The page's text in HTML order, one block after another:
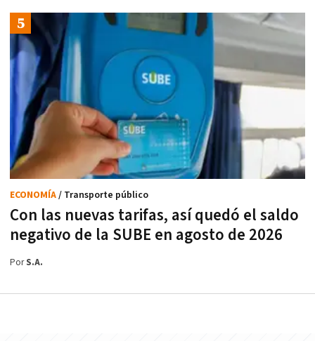
Con las nuevas tarifas, así quedó el saldo
negativo de la SUBE en agosto de 2026
ECONOMÍA/ Transporte público
PorS.A.